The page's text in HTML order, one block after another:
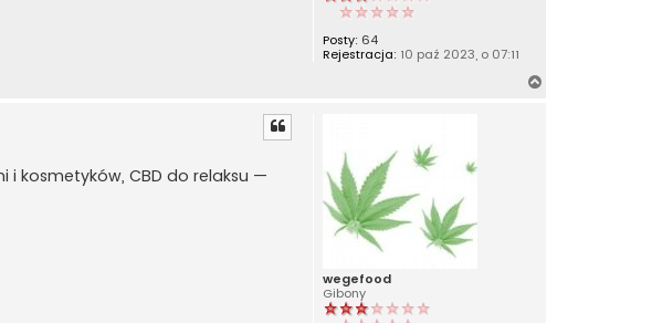
Posty: 64
Rejestracja: 10 paź 2023, o 07:11
wegefood
Gibony
i kosmetyków, CBD do relaksu —